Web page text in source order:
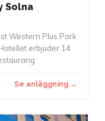
Solna
Western Plus Park
erbjuder 14
Se anläggning →